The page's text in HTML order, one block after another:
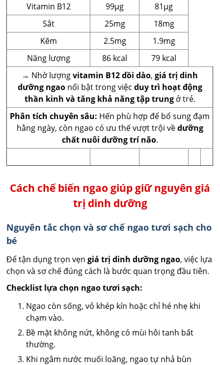
Vitamin B12
99µg
81µg
Sắt
25mg
18mg
Kẽm
2.5mg
1.9mg
Năng lượng
86 kcal
79 kcal
→ Nhờ lượngvitamin B12 dồi dào,giá trị dinh
dưỡng ngaonổi bật trong việc duy trì hoạt động
thần kinh và tăng khả năng tập trungở trẻ.
Phân tích chuyên sâu: Hến phù hợp để bổ sung đạm
hằng ngày, còn ngao có ưu thế vượt trội vềdưỡng
chất nuôi dưỡng trí não.
Cách chế biến ngao giúp giữ nguyên giá
trị dinh dưỡng
Nguyên tắc chọn và sơ chế ngao tươi sạch cho
bé
Để tận dụng trọn vẹngiá trị dinh dưỡng ngao, việc lựa
chọn và sơ chế đúng cách là bước quan trọng đầu tiên.
Checklist lựa chọn ngao tươi sạch:
Ngao còn sống, vỏ khép kín hoặc chỉ hé nhẹ khi
chạm vào.
Bề mặt không nứt, không có mùi hôi tanh bất
thường.
Khi ngâm nước muối loãng, ngao tự nhả bùn